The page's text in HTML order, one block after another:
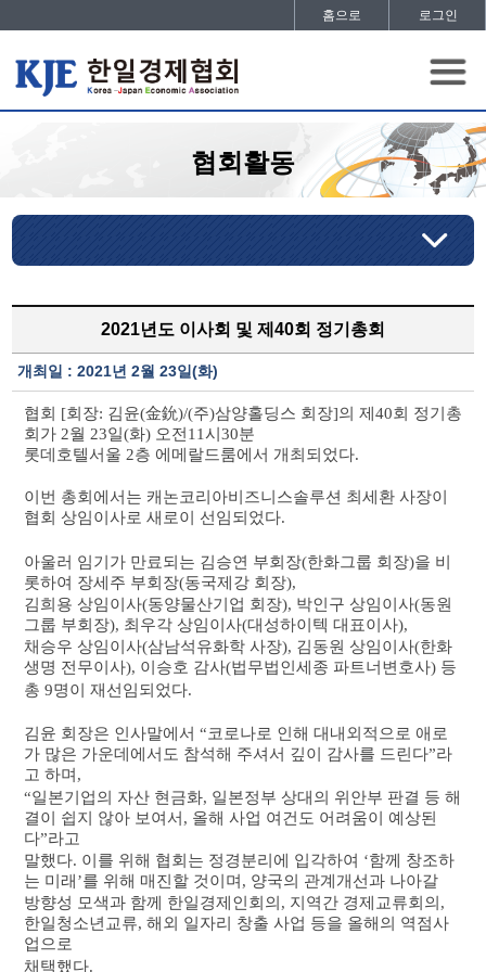
홈으로 로그인
협회활동
2021년도 이사회 및 제40회 정기총회
개최일 : 2021년 2월 23일(화)
협회 [회장: 김윤(金鈗)/(주)삼양홀딩스 회장]의 제40회 정기총
회가 2월 23일(화) 오전11시30분
롯데호텔서울 2층 에메랄드룸에서 개최되었다.
이번 총회에서는 캐논코리아비즈니스솔루션 최세환 사장이
협회 상임이사로 새로이 선임되었다.
아울러 임기가 만료되는 김승연 부회장(한화그룹 회장)을 비
롯하여 장세주 부회장(동국제강 회장),
김희용 상임이사(동양물산기업 회장), 박인구 상임이사(동원
그룹 부회장), 최우각 상임이사(대성하이텍 대표이사),
채승우 상임이사(삼남석유화학 사장), 김동원 상임이사(한화
생명 전무이사), 이승호 감사(법무법인세종 파트너변호사) 등
총 9명이 재선임되었다.
김윤 회장은 인사말에서 “코로나로 인해 대내외적으로 애로
가 많은 가운데에서도 참석해 주셔서 깊이 감사를 드린다”라
고 하며 ,
“일본기업의 자산 현금화, 일본정부 상대의 위안부 판결 등 해
결이 쉽지 않아 보여서, 올해 사업 여건도 어려움이 예상된
다”라고
말했다. 이를 위해 협회는 정경분리에 입각하여 ‘함께 창조하
는 미래 ’를 위해 매진할 것이며 , 양국의 관계개선과 나아갈
방향성 모색과 함께 한일경제인회의 , 지역간 경제교류회의 ,
한일청소년 교류, 해외 일자리 창출 사업 등을 올해의 역점사
업으로
채택했다.